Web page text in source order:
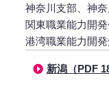
神奈川支部、神
関東職業能力開
港湾職業能力開
新潟（PDF